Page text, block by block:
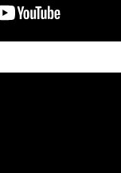
ｗｗｗｗｗｗｗw
出てこないの！！
が起きてしまう。